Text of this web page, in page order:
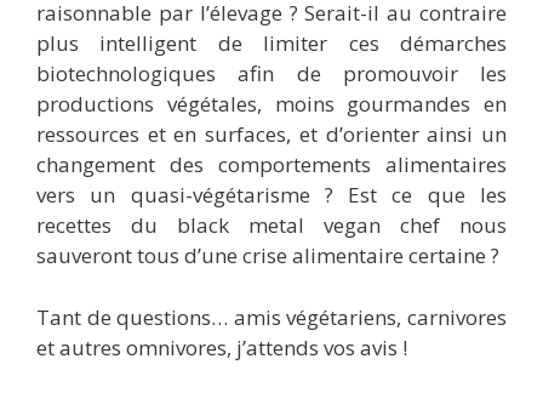
raisonnable par l’élevage ? Serait-il au contraire
plus intelligent de limiter ces démarches
biotechnologiques afin de promouvoir les
productions végétales, moins gourmandes en
ressources et en surfaces, et d’orienter ainsi un
changement des comportements alimentaires
vers un quasi-végétarisme ? Est ce que les
recettes du black metal vegan chef nous
sauveront tous d’une crise alimentaire certaine ?
Tant de questions… amis végétariens, carnivores
et autres omnivores, j’attends vos avis !